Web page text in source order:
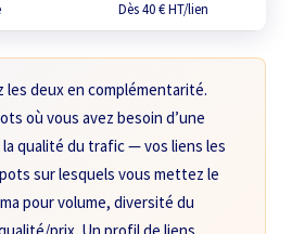
Dès 40 € HT/lien
les deux en complémentarité.
où vous avez besoin d’une
qualité du trafic — vos liens les
sur lesquels vous mettez le
pour volume, diversité du